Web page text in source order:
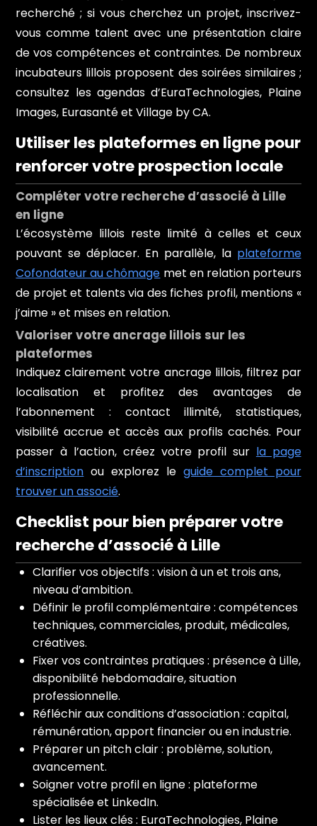
recherché ; si vous cherchez un projet, inscrivez-
vous comme talent avec une présentation claire
de vos compétences et contraintes. De nombreux
incubateurs lillois proposent des soirées similaires ;
consultez les agendas d’EuraTechnologies, Plaine
Images, Eurasanté et Village by CA.
Utiliser les plateformes en ligne pour
renforcer votre prospection locale
Compléter votre recherche d’associé à Lille
en ligne
L’écosystème lillois reste limité à celles et ceux
pouvant se déplacer. En parallèle, la plateforme
Cofondateur au chômage met en relation porteurs
de projet et talents via des fiches profil, mentions «
j’aime » et mises en relation.
Valoriser votre ancrage lillois sur les
plateformes
Indiquez clairement votre ancrage lillois, filtrez par
localisation et profitez des avantages de
l’abonnement : contact illimité, statistiques,
visibilité accrue et accès aux profils cachés. Pour
passer à l’action, créez votre profil sur la page
d’inscription ou explorez le guide complet pour
trouver un associé.
Checklist pour bien préparer votre
recherche d’associé à Lille
Clarifier vos objectifs : vision à un et trois ans,
niveau d’ambition.
Définir le profil complémentaire : compétences
techniques, commerciales, produit, médicales,
créatives.
Fixer vos contraintes pratiques : présence à Lille,
disponibilité hebdomadaire, situation
professionnelle.
Réfléchir aux conditions d’association : capital,
rémunération, apport financier ou en industrie.
Préparer un pitch clair : problème, solution,
avancement.
Soigner votre profil en ligne : plateforme
spécialisée et LinkedIn.
Lister les lieux clés : EuraTechnologies, Plaine